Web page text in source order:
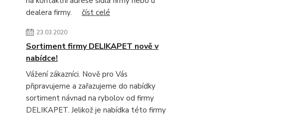
dealera firmy. číst celé
23.03.2020
Sortiment firmy DELIKAPET nově v
nabídce!
Vážení zákazníci. Nově pro Vás
připravujeme a zařazujeme do nabídky
sortiment návnad na rybolov od firmy
DELIKAPET. Jelikož je nabídka této firmy